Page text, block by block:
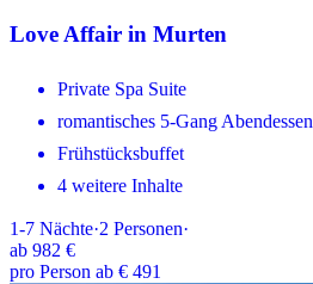
Love Affair in Murten
Private Spa Suite
romantisches 5-Gang Abendessen
Frühstücksbuffet
4 weitere Inhalte
1-7 Nächte·2 Personen·
ab 982 €
pro Person ab € 491